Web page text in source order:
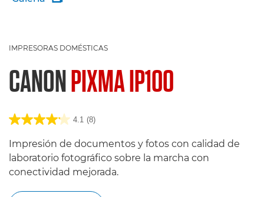
IMPRESORAS DOMÉSTICAS
CANONPIXMA IP100
4.1 (8)
Impresión de documentos y fotos con calidad de
laboratorio fotográfico sobre la marcha con
conectividad mejorada.